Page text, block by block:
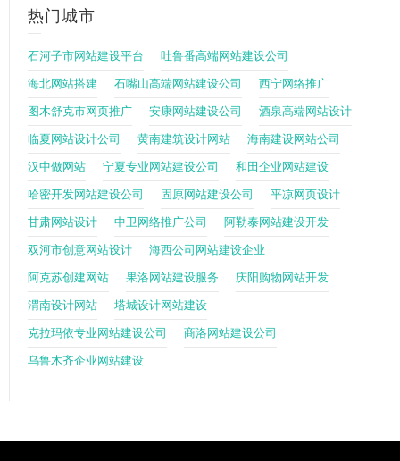
热门城市
石河子市网站建设平台 吐鲁番高端网站建设公司
海北网站搭建 石嘴山高端网站建设公司 西宁网络推广
图木舒克市网页推广 安康网站建设公司 酒泉高端网站设计
临夏网站设计公司 黄南建筑设计网站 海南建设网站公司
汉中做网站 宁夏专业网站建设公司 和田企业网站建设
哈密开发网站建设公司 固原网站建设公司 平凉网页设计
甘肃网站设计 中卫网络推广公司 阿勒泰网站建设开发
双河市创意网站设计 海西公司网站建设企业
阿克苏创建网站 果洛网站建设服务 庆阳购物网站开发
渭南设计网站 塔城设计网站建设
克拉玛依专业网站建设公司 商洛网站建设公司
乌鲁木齐企业网站建设